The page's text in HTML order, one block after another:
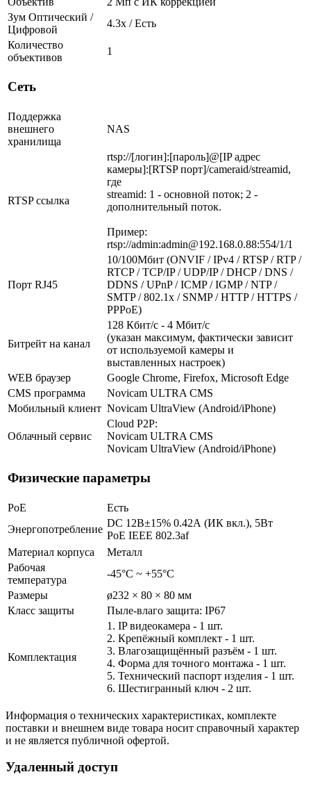
Зум Оптический /
Цифровой
4.3х / Есть
Количество
объективов
1
Сеть
Поддержка
внешнего
хранилища
NAS
RTSP ссылка
rtsp://[логин]:[пароль]@[IP адрес
камеры]:[RTSP порт]/cameraid/streamid,
где
streamid: 1 - основной поток; 2 -
дополнительный поток.
Пример:
rtsp://admin:admin@192.168.0.88:554/1/1
Порт RJ45
10/100Мбит (ONVIF / IPv4 / RTSP / RTP /
RTCP / TCP/IP / UDP/IP / DHCP / DNS /
DDNS / UPnP / ICMP / IGMP / NTP /
SMTP / 802.1x / SNMP / HTTP / HTTPS /
PPPoE)
Битрейт на канал
128 Кбит/с - 4 Мбит/с
(указан максимум, фактически зависит
от используемой камеры и
выставленных настроек)
WEB браузер
Google Chrome, Firefox, Microsoft Edge
CMS программа
Novicam ULTRA CMS
Мобильный клиент Novicam UltraView (Android/iPhone)
Облачный сервис
Cloud P2P:
Novicam ULTRA CMS
Novicam UltraView (Android/iPhone)
Физические параметры
PoE
Есть
Энергопотребление
DC 12В±15% 0.42А (ИК вкл.), 5Вт
PoE IEEE 802.3af
Материал корпуса
Металл
Рабочая
температура
-45°С ~ +55°С
Размеры
ø232 × 80 × 80 мм
Класс защиты
Пыле-влаго защита: IP67
Комплектация
1. IP видеокамера - 1 шт.
2. Крепёжный комплект - 1 шт.
3. Влагозащищённый разъём - 1 шт.
4. Форма для точного монтажа - 1 шт.
5. Технический паспорт изделия - 1 шт.
6. Шестигранный ключ - 2 шт.
Информация о технических характеристиках, комплекте
поставки и внешнем виде товара носит справочный характер
и не является публичной офертой.
Удаленный доступ